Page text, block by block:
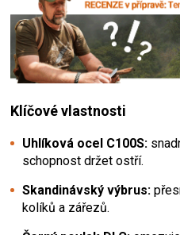
Klíčové vlastnosti
Uhlíková ocel C100S:
schopnost držet ostří.
Skandinávský výbrus:
kolíků a zářezů.